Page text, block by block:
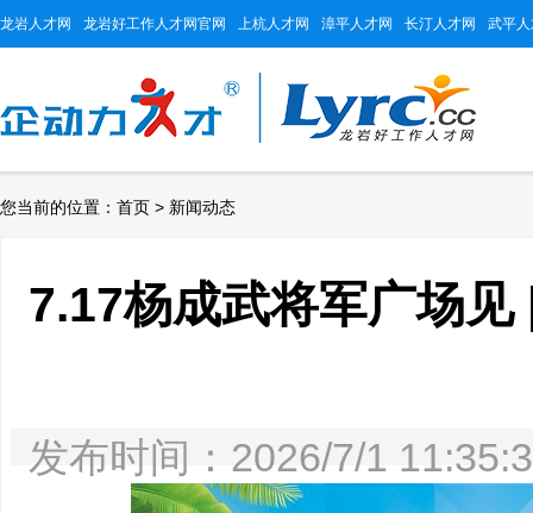
龙岩人才网 龙岩好工作人才网官网 上杭人才网 漳平人才网 长汀人才网 武平
您当前的位置： 首页 > 新闻动态
7.17杨成武将军广场见
发布时间：2026/7/1